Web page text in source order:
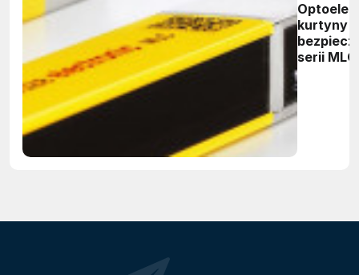
kurtyny
serii MLC